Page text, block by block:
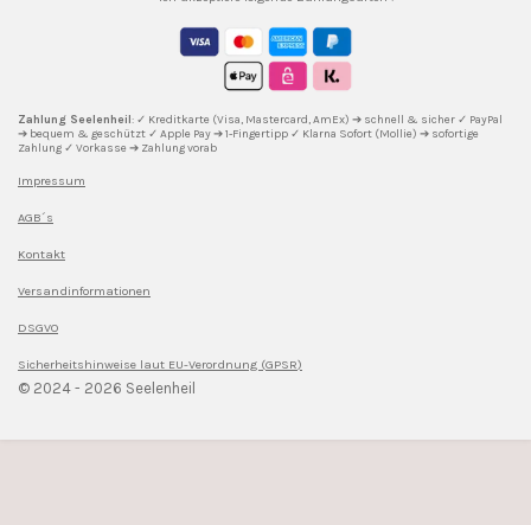
a
g
o
o
k
e
r
e
s
o
k
u
b
Zahlung Seelenheil: ✓ Kreditkarte (Visa, Mastercard, AmEx) ➔ schnell & sicher ✓ PayPal
➔ bequem & geschützt ✓ Apple Pay ➔ 1-Fingertipp ✓ Klarna Sofort (Mollie) ➔ sofortige
Zahlung ✓ Vorkasse ➔ Zahlung vorab
Impressum
AGB´s
Kontakt
Versandinformationen
DSGVO
Sicherheitshinweise laut EU-Verordnung (GPSR)
© 2024 - 2026 Seelenheil